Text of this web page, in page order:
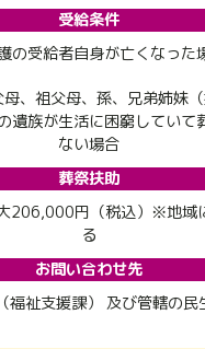
受給条件
の受給者自身が亡くなった
、祖父母、孫、兄弟姉妹
遺族が生活に困窮していて
ない場合
葬祭扶助
206,000円（税込）※地域
る
お問い合わせ先
福祉支援課） 及び管轄の民